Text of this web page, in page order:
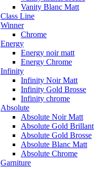
Vanity Blanc Matt
Class Line
Winner
Chrome
Energy
Energy noir matt
Energy Chrome
Infinity
Infinity Noir Matt
Infinity Gold Brosse
Infinity chrome
Absolute
Absolute Noir Matt
Absolute Gold Brillant
Absolute Gold Brosse
Absolute Blanc Matt
Absolute Chrome
Garniture